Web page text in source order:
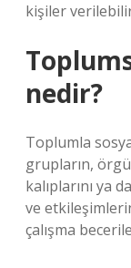
kişiler
nedir?
Toplumla
grupların,
kalıplarını ya
ve
çalışma